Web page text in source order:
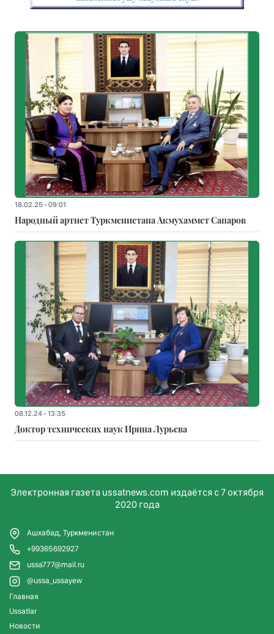
18.02.25 - 09:01
Народный артист Туркменистана Акмухаммет Сапаров
08.12.24 - 13:35
Доктор технических наук Ирина Лурьева
Электронная газета ussatnews.com издаётся с 7 октября
2020 года
Ашхабад, Туркменистан
+99365692927
ussa777@mail.ru
@ussa_ussayew
Главная
Ussatlar
Новости